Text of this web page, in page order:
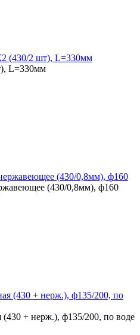
L=330мм
(430/0,8мм), ф160
+ нерж.), ф135/200, по воде